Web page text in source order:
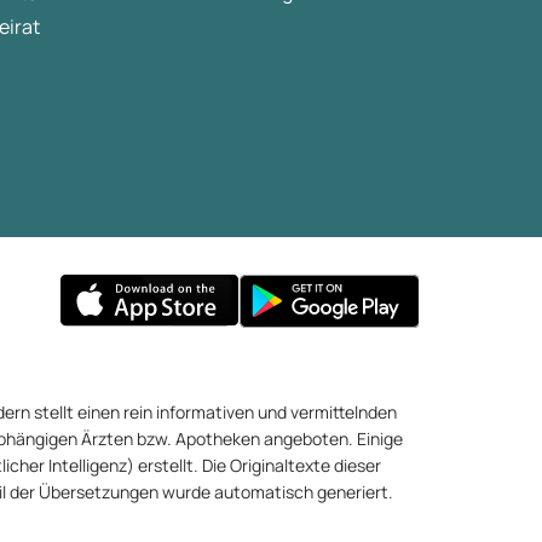
stellt einen rein informativen und vermittelnden
Ärzten bzw. Apotheken angeboten. Einige
Intelligenz) erstellt. Die Originaltexte dieser
der Übersetzungen wurde automatisch generiert.